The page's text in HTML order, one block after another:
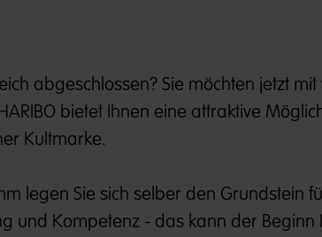
abgeschlossen? Sie möchten jetzt
bietet Ihnen eine attraktive
Kultmarke.
legen Sie sich selber den Grundstein
und Kompetenz - das kann der Beginn